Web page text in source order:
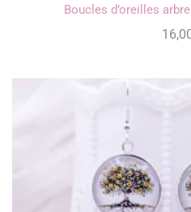
Boucles d’oreilles